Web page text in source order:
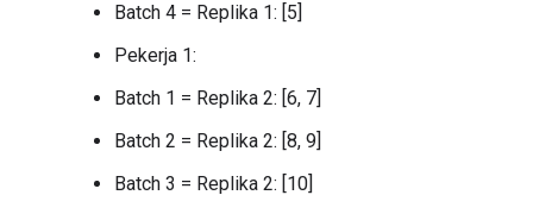
Batch 4 = Replika 1: [5]
Pekerja 1:
Batch 1 = Replika 2: [6, 7]
Batch 2 = Replika 2: [8, 9]
Batch 3 = Replika 2: [10]